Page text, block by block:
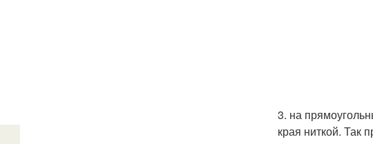
3. на
края ниткой. Так